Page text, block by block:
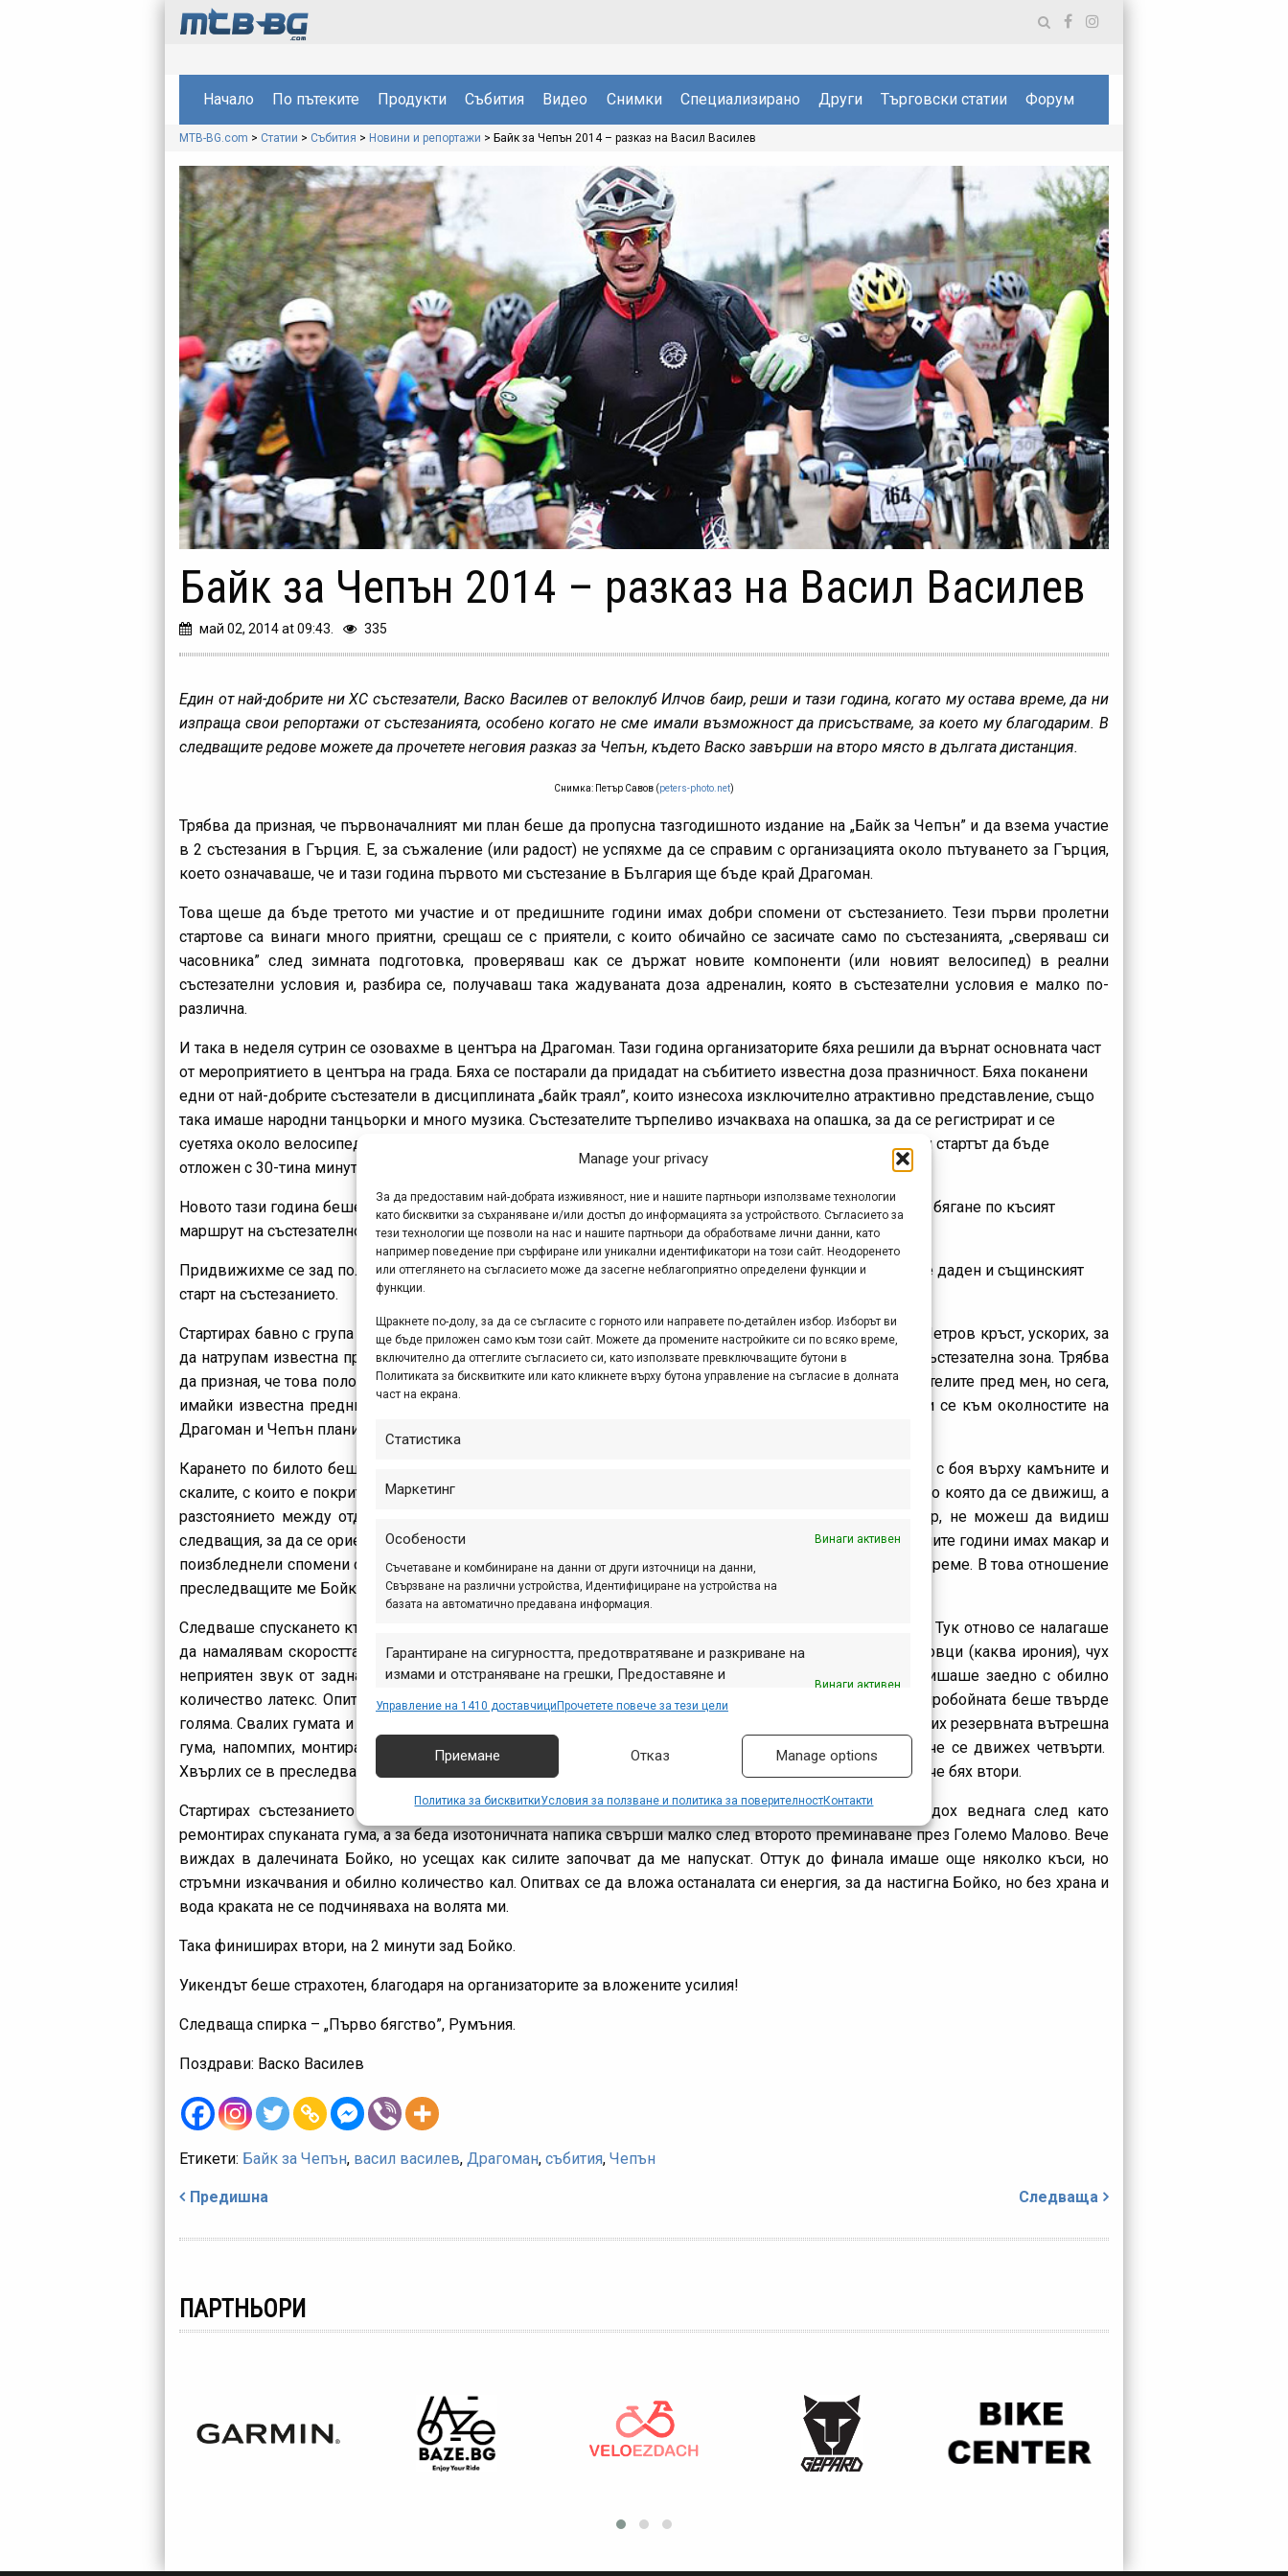
Manage your privacy
За да предоставим най-добрата изживяност, ние и нашите партньори използваме технологии
като бисквитки за съхраняване и/или достъп до информацията за устройството. Съгласието за
тези технологии ще позволи на нас и нашите партньори да обработваме лични данни, като
например поведение при сърфиране или уникални идентификатори на този сайт. Неодоренето
или оттеглянето на съгласието може да засегне неблагоприятно определени функции и
функции.
Щракнете по-долу, за да се съгласите с горното или направете по-детайлен избор. Изборът ви
ще бъде приложен само към този сайт. Можете да промените настройките си по всяко време,
включително да оттеглите съгласието си, като използвате превключващите бутони в
Политиката за бисквитките или като кликнете върху бутона управление на съгласие в долната
част на екрана.
Статистика
Маркетинг
Особености Винаги активен
Съчетаване и комбиниране на данни от други източници на данни,
Свързване на различни устройства, Идентифициране на устройства на
базата на автоматично предавана информация.
Гарантиране на сигурността, предотвратяване и разкриване на
измами и отстраняване на грешки, Предоставяне и
съобщаване на избори за поверителност.
Винаги активен
Управление на 1410 доставчициПрочетете повече за тези цели
Приемане Отказ Manage options
Политика за бисквиткиУсловия за ползване и политика за поверителностКонтакти
Начало По пътеките Продукти Събития Видео Снимки Специализирано Други Търговски статии Форум
MTB-BG.com > Статии > Събития > Новини и репортажи > Байк за Чепън 2014 – разказ на Васил Василев
Байк за Чепън 2014 – разказ на Васил Василев
май 02, 2014 at 09:43. 335
Един от най-добрите ни ХС състезатели, Васко Василев от велоклуб Илчов баир, реши и тази година, когато му остава време, да ни
изпраща свои репортажи от състезанията, особено когато не сме имали възможност да присъстваме, за което му благодарим. В
следващите редове можете да прочетете неговия разказ за Чепън, където Васко завърши на второ място в дългата дистанция.
Снимка: Петър Савов (peters-photo.net)
Трябва да призная, че първоначалният ми план беше да пропусна тазгодишното издание на „Байк за Чепън” и да взема участие
в 2 състезания в Гърция. Е, за съжаление (или радост) не успяхме да се справим с организацията около пътуването за Гърция,
което означаваше, че и тази година първото ми състезание в България ще бъде край Драгоман.
Това щеше да бъде третото ми участие и от предишните години имах добри спомени от състезанието. Тези първи пролетни
стартове са винаги много приятни, срещаш се с приятели, с които обичайно се засичате само по състезанията, „сверяваш си
часовника” след зимната подготовка, проверяваш как се държат новите компоненти (или новият велосипед) в реални
състезателни условия и, разбира се, получаваш така жадуваната доза адреналин, която в състезателни условия е малко по-
различна.
И така в неделя сутрин се озовахме в центъра на Драгоман. Тази година организаторите бяха решили да върнат основната част
от мероприятието в центъра на града. Бяха се постарали да придадат на събитието известна доза празничност. Бяха поканени
едни от най-добрите състезатели в дисциплината „байк траял”, които изнесоха изключително атрактивно представление, също
така имаше народни танцьорки и много музика. Състезателите търпеливо изчакваха на опашка, за да се регистрират и се
суетяха около велосипедите. Заради големия брой желаещи да се включат в мероприятието, се наложи стартът да бъде
отложен с 30-тина минути спрямо първоначалния план.
Новото тази година беше, че освен състезанието по колоездене, се проведе и състезание по планинско бягане по късият
маршрут на състезателното трасе.
Придвижихме се зад полицейски автомобил до центъра за опазване на влажните зони, от където беше даден и същинският
старт на състезанието.
Стартирах бавно с група от много колоездачи и след като започна изкачването по черния път към вр. Петров кръст, ускорих, за
да натрупам известна преднина. След като се откъснах, отново намалих темпото до комфортната ми състезателна зона. Трябва
да призная, че това положение е все още ново за мен – обикновено съм концентриран да гоня състезателите пред мен, но сега,
имайки известна преднина, имах и възможността да се насладя на страхотните панорами, откриващи се към околностите на
Драгоман и Чепън планина. И така неусетно се озовах на Петров кръст.
Карането по билото беше сложно – организаторите се бяха постарали да направят трайна маркировка с боя върху камъните и
скалите, с които е покрито билото; проблемът обаче беше, че нямаше ясно изразена отъпкана пътека, по която да се движиш, а
разстоянието между отделните указателни маркери беше такова, че поглеждайки от единия маркер, не можеш да видиш
следващия, за да се ориентираш за посоката. Това е третото ми участие в това състезание и от предишните години имах макар и
поизбледнели спомени около трасето, което ми помогна да се ориентирам без да губя твърде много време. В това отношение
преследващите ме Бойко и Илко имаха известно предимство, следейки моето поведение.
Следваше спускането към Големо Малово, а след него дълго каране сред земеделски земи и поляни. Тук отново се налагаше
да намалявам скоростта и да се оглеждам много внимателно. Малко преди следващото село Василовци (каква ирония), чух
неприятен звук от задната ми гума. Явно бях минал през някакъв доста едър трън и въздухът издишаше заедно с обилно
количество латекс. Опитах се да приложа няколко трика и да почакам латекса да подейства, но уви, пробойната беше твърде
голяма. Свалих гумата и демонтирах вентила за безкамерни гуми, наложи се да извадя и 2 тръна. Сложих резервната вътрешна
гума, напомпих, монтирах и се метнах отново на педалите. За съжаление изгубих доста време и вече се движех четвърти.
Хвърлих се в преследване, за да наваксам изоставането, и малко преди следващото село Раяновци вече бях втори.
Стартирах състезанието само с един енергиен гел и един бидон с изотонична напитка. Гела изядох веднага след като
ремонтирах спуканата гума, а за беда изотоничната напика свърши малко след второто преминаване през Големо Малово. Вече
виждах в далечината Бойко, но усещах как силите започват да ме напускат. Оттук до финала имаше още няколко къси, но
стръмни изкачвания и обилно количество кал. Опитвах се да вложа останалата си енергия, за да настигна Бойко, но без храна и
вода краката не се подчиняваха на волята ми.
Така финиширах втори, на 2 минути зад Бойко.
Уикендът беше страхотен, благодаря на организаторите за вложените усилия!
Следваща спирка – „Първо бягство”, Румъния.
Поздрави: Васко Василев
Етикети: Байк за Чепън, васил василев, Драгоман, събития, Чепън
Навигация
Предишна Следваща
ПАРТНЬОРИ